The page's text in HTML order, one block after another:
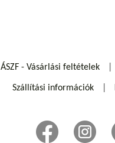
ÁSZF - Vásárlási feltételek
Szállítási információk